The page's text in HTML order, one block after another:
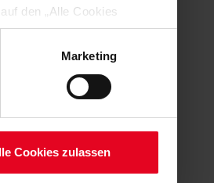
den „Alle Cookies
Verarbeitung Ihrer
Art. 6 Abs. 1 lit. a DSGVO
Ihre etwaig erteilten
Marketing
Cookies zulassen